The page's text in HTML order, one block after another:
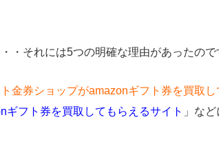
・それには5つの明確な理由があったので
金券ショップがamazonギフト券を買取
ギフト券を買取してもらえるサイト 」な